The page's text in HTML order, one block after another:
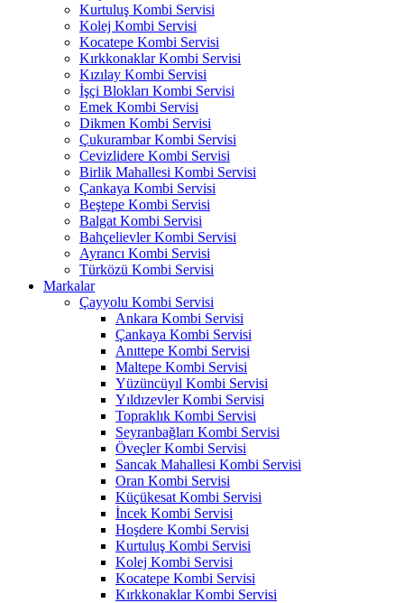
Kurtuluş Kombi Servisi
Kolej Kombi Servisi
Kocatepe Kombi Servisi
Kırkkonaklar Kombi Servisi
Kızılay Kombi Servisi
İşçi Blokları Kombi Servisi
Emek Kombi Servisi
Dikmen Kombi Servisi
Çukurambar Kombi Servisi
Cevizlidere Kombi Servisi
Birlik Mahallesi Kombi Servisi
Çankaya Kombi Servisi
Beştepe Kombi Servisi
Balgat Kombi Servisi
Bahçelievler Kombi Servisi
Ayrancı Kombi Servisi
Türközü Kombi Servisi
Markalar
Çayyolu Kombi Servisi
Ankara Kombi Servisi
Çankaya Kombi Servisi
Anıttepe Kombi Servisi
Maltepe Kombi Servisi
Yüzüncüyıl Kombi Servisi
Yıldızevler Kombi Servisi
Topraklık Kombi Servisi
Seyranbağları Kombi Servisi
Öveçler Kombi Servisi
Sancak Mahallesi Kombi Servisi
Oran Kombi Servisi
Küçükesat Kombi Servisi
İncek Kombi Servisi
Hoşdere Kombi Servisi
Kurtuluş Kombi Servisi
Kolej Kombi Servisi
Kocatepe Kombi Servisi
Kırkkonaklar Kombi Servisi